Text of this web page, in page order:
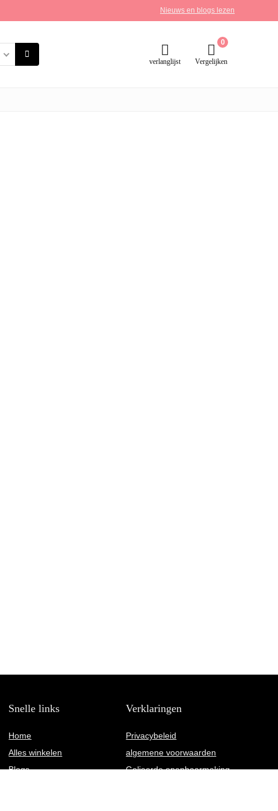
Nieuws en blogs lezen
verlanglijst
0
Vergelijken
Snelle links
Home
Alles winkelen
Blogs
Verklaringen
Privacybeleid
algemene voorwaarden
Gelieerde openbaarmaking